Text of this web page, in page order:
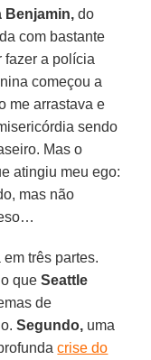
Benjamin, do
com bastante
fazer a polícia
começou a
me arrastava e
sendo
Mas o
atingiu meu ego:
mas não
três partes.
o queSeattle
de
Segundo, uma
crise do